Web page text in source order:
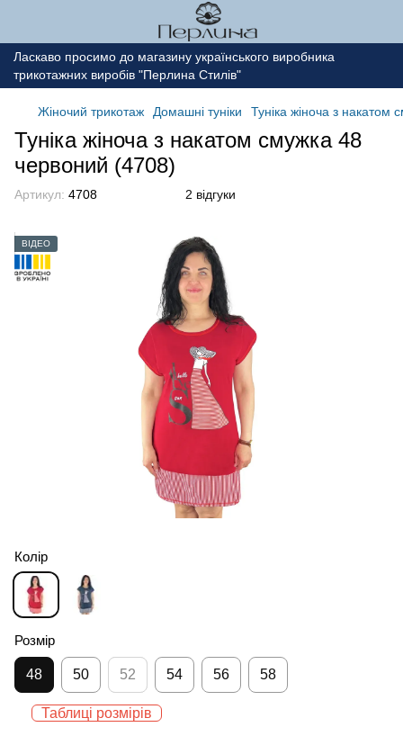
Ласкаво просимо до магазину українського виробника
трикотажних виробів "Перлина Стилів"
Жіночий трикотаж Домашні туніки Туніка жіноча з накатом
Туніка жіноча з накатом смужка 48
червоний (4708)
Артикул: 4708 2 відгуки
ВІДЕО
Колір
Розмір
48 50 52 54 56 58
Таблиці розмірів